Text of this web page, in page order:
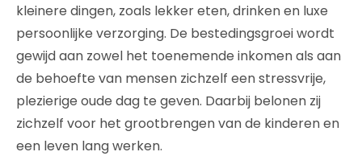
kleinere dingen, zoals lekker eten, drinken en luxe
persoonlijke verzorging. De bestedingsgroei wordt
gewijd aan zowel het toenemende inkomen als aan
de behoefte van mensen zichzelf een stressvrije,
plezierige oude dag te geven. Daarbij belonen zij
zichzelf voor het grootbrengen van de kinderen en
een leven lang werken.